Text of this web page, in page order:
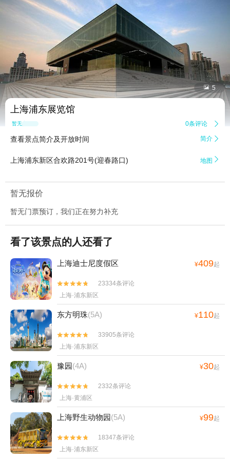
 5
上海浦东展览馆
暂无点评 0条评论 
查看景点简介及开放时间 简介 
上海浦东新区合欢路201号(迎春路口) 地图 
暂无报价
暂无门票预订，我们正在努力补充
看了该景点的人还看了
上海迪士尼度假区 ¥409起


23334条评论
上海·浦东新区
东方明珠(5A) ¥110起


33905条评论
上海·浦东新区
豫园(4A) ¥30起


2332条评论
上海·黄浦区
上海野生动物园(5A) ¥99起


18347条评论
上海·浦东新区